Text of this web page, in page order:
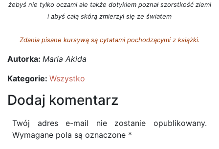
żebyś nie tylko oczami ale także dotykiem poznał szorstkość ziemi
i abyś całą skórą zmierzył się ze światem
Zdania pisane kursywą są cytatami pochodzącymi z książki.
Autorka: Maria Akida
Kategorie: Wszystko
Dodaj komentarz
Twój adres e-mail nie zostanie opublikowany.
Wymagane pola są oznaczone *